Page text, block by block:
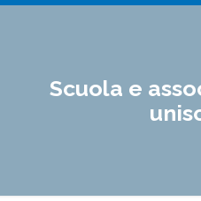
Scuola e